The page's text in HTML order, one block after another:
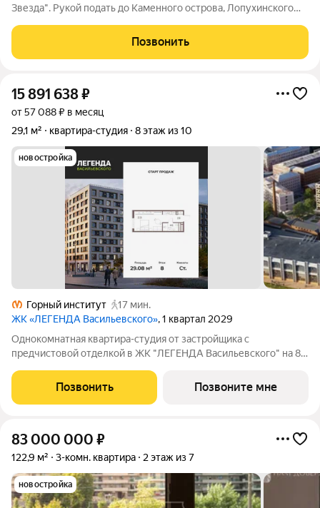
Звезда". Рукой подать до Каменного острова, Лопухинского
звезда" на Аптекарском острове. Всего 78 квартир! Построен
компанией RBI в 2005 г. В
Позвонить
15 891 638₽
от 57 088 ₽ в месяц
29,1 м²
квартира-студия 8 этаж из 10
новостройка
Горный институт
17 мин.
ЖК «ЛЕГЕНДА Васильевского», 1 квартал 2029
Однокомнатная квартира-студия от застройщика с
предчистовой отделкой в ЖК "ЛЕГЕНДА Васильевского" на 8
кв.м., из которых 5 кв.м. выделено под кухонную зону. Все окна
выходят на одну сторону. В
Позвонить Позвоните мне
83 000 000 ₽
122,9 м² 3-комн. квартира 2 этаж из 7
новостройка